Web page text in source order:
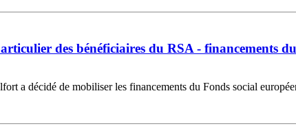
des bénéficiaires du RSA - financements
a décidé de mobiliser les financements du Fonds social